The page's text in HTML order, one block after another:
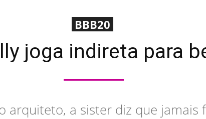
BBB20
joga indireta para
arquiteto, a sister diz que jamais